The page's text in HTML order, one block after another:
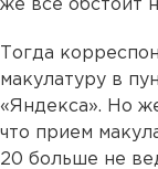
же все обстоит
Тогда
макулатуру в
«Яндекса». Но
что прием
20 больше не